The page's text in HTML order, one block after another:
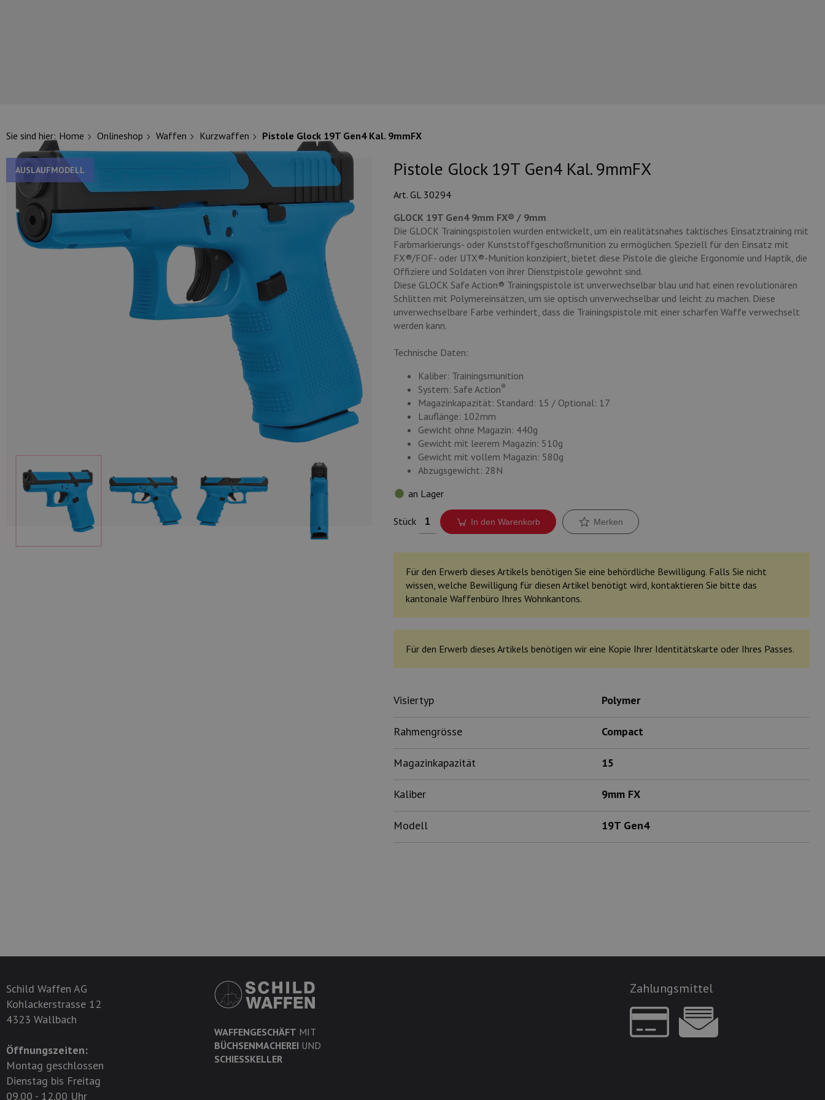
Sie sind hier: Home Onlineshop Waffen Kurzwaffen Pistole Glock 19T Gen4 Kal. 9mmFX
AUSLAUFMODELL Pistole Glock 19T Gen4 Kal. 9mmFX
Art. GL 30294
GLOCK 19T Gen4 9mm FX® / 9mm
Die GLOCK Trainingspistolen wurden entwickelt, um ein realitätsnahes taktisches Einsatztraining mit
Farbmarkierungs- oder Kunststoffgeschoßmunition zu ermöglichen. Speziell für den Einsatz mit
FX®/FOF- oder UTX®-Munition konzipiert, bietet diese Pistole die gleiche Ergonomie und Haptik, die
Offiziere und Soldaten von ihrer Dienstpistole gewohnt sind.
Diese GLOCK Safe Action® Trainingspistole ist unverwechselbar blau und hat einen revolutionären
Schlitten mit Polymereinsätzen, um sie optisch unverwechselbar und leicht zu machen. Diese
unverwechselbare Farbe verhindert, dass die Trainingspistole mit einer scharfen Waffe verwechselt
werden kann.
Technische Daten:
Kaliber: Trainingsmunition
System: Safe Action®
Magazinkapazität: Standard: 15 / Optional: 17
Lauflänge: 102mm
Gewicht ohne Magazin: 440g
Gewicht mit leerem Magazin: 510g
Gewicht mit vollem Magazin: 580g
Abzugsgewicht: 28N
an Lager
Stück In den Warenkorb Merken
Für den Erwerb dieses Artikels benötigen Sie eine behördliche Bewilligung. Falls Sie nicht
wissen, welche Bewilligung für diesen Artikel benötigt wird, kontaktieren Sie bitte das
kantonale Waffenbüro Ihres Wohnkantons.
Für den Erwerb dieses Artikels benötigen wir eine Kopie Ihrer Identitätskarte oder Ihres Passes.
Visiertyp Polymer
Rahmengrösse Compact
Magazinkapazität 15
Kaliber 9mm FX
Modell 19T Gen4
Schild Waffen AG
Kohlackerstrasse 12
4323 Wallbach
Öffnungszeiten:
Montag geschlossen
Dienstag bis Freitag
09.00 - 12.00 Uhr
WAFFENGESCHÄFT MIT
BÜCHSENMACHEREI UND
SCHIESSKELLER
Zahlungsmittel